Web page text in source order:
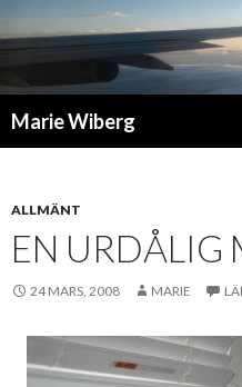
Marie Wiberg
ALLMÄNT
EN URDÅLIG
24 MARS, 2008 MARIE